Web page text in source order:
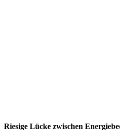
Riesige Lücke zwischen